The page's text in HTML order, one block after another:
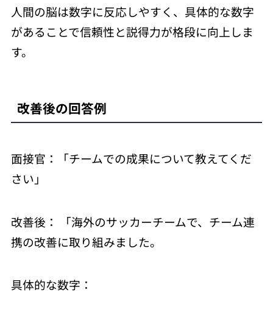
人間の脳は数字に反応しやすく、具体的な数字
があることで信頼性と説得力が格段に向上しま
す。
改善後の回答例
面接官：「チームでの成果について教えてくだ
さい」
改善後： 「海外のサッカーチームで、チーム連
携の改善に取り組みました。
具体的な数字：